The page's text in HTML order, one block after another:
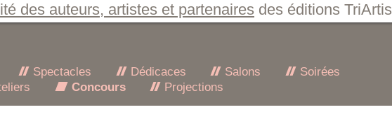
des auteurs, artistes et partenaires des éditions TriArtis
Spectacles Dédicaces Salons
Soirées
Concours Projections